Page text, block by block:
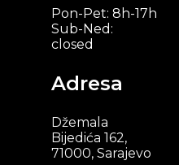
Pon-Pet: 8h-17h
Sub-Ned:
closed
Adresa
Džemala
Bijedića 162,
71000, Sarajevo